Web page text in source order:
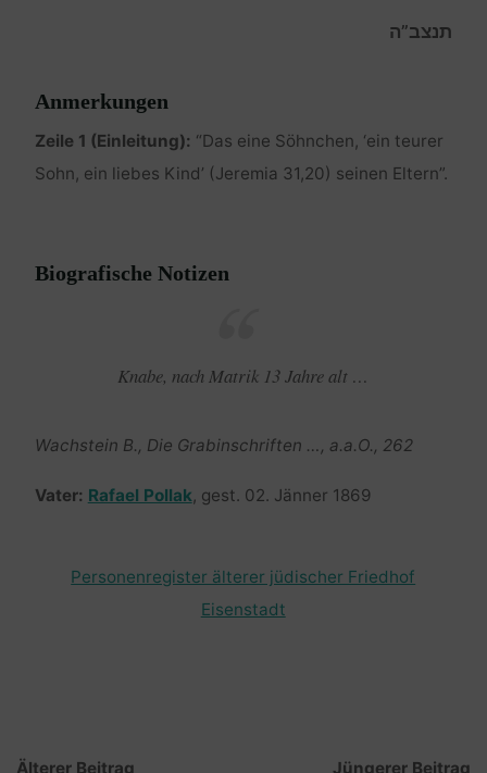
תנצב”ה
Anmerkungen
Zeile 1 (Einleitung): “Das eine Söhnchen, ‘ein teurer
Sohn, ein liebes Kind’ (Jeremia 31,20) seinen Eltern”.
Biografische Notizen
Knabe, nach Matrik 13 Jahre alt …
Wachstein B., Die Grabinschriften …, a.a.O., 262
Vater: Rafael Pollak, gest. 02. Jänner 1869
Personenregister älterer jüdischer Friedhof
Eisenstadt
Älterer Beitrag Jüngerer Beitrag